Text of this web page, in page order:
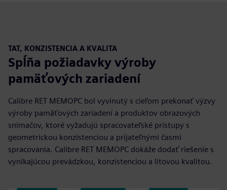
TAT, KONZISTENCIA A KVALITA
Spĺňa požiadavky výroby
pamäťových zariadení
Calibre RET MEMOPC bol vyvinutý s cieľom prekonať výzvy
výroby pamäťových zariadení a produktov obrazových
snímačov, ktoré vyžadujú spracovateľské prístupy s
geometrickou konzistenciou a prijateľnými časmi
spracovania. Calibre RET MEMOPC dokáže dodať riešenie s
vynikajúcou prevádzkou, konzistenciou a litovou kvalitou.